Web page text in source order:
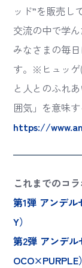
ッド”を販売し
交流の中で学
みなさまの毎
す。※ヒュッゲ
と人とのふれ
囲気」を意味
https://
これまでのコ
第1弾 アンデ
Y）
第2弾 アンデ
OCO×PURPLE）